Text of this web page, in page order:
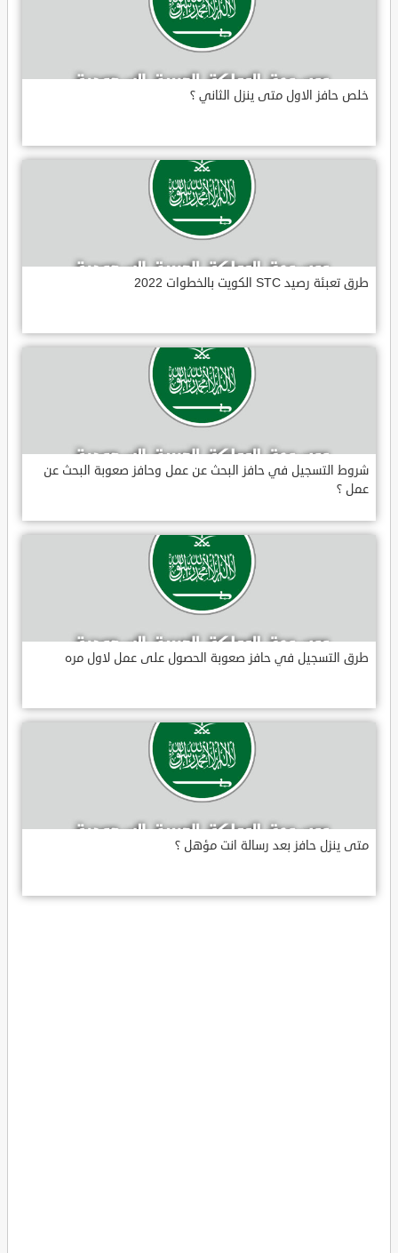
خلص حافز الاول متى ينزل الثاني ؟
طرق تعبئة رصيد STC الكويت بالخطوات 2022
شروط التسجيل في حافز البحث عن عمل وحافز صعوبة البحث عن
عمل ؟
طرق التسجيل في حافز صعوبة الحصول على عمل لاول مره
متى ينزل حافز بعد رسالة انت مؤهل ؟